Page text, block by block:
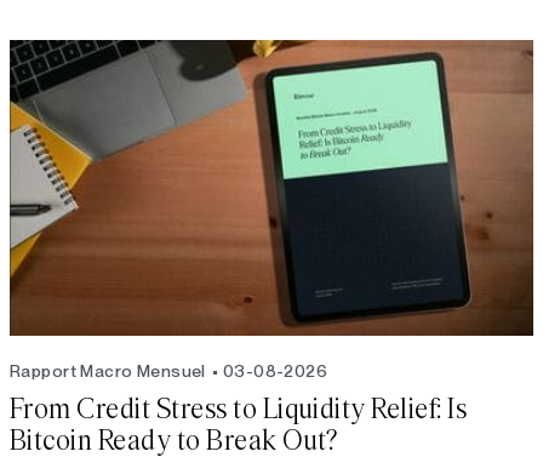
Rapport Macro Mensuel 03-08-2026
From Credit Stress to Liquidity Relief: Is
Bitcoin Ready to Break Out?